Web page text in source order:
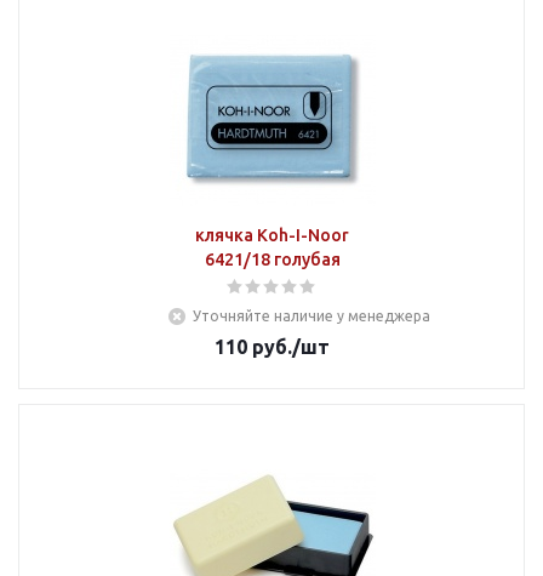
клячка Koh-I-Noor
6421/18 голубая
Уточняйте наличие у менеджера
110 руб./шт